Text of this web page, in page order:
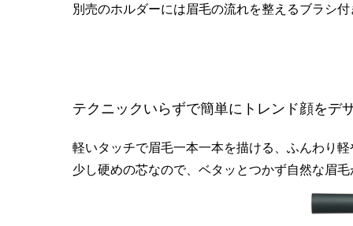
別売のホルダーには眉毛の流れを整えるブラシ付
テクニックいらずで簡単にトレンド顔をデ
軽いタッチで眉毛一本一本を描ける、ふんわり
少し硬めの芯なので、ベタッとつかず自然な眉